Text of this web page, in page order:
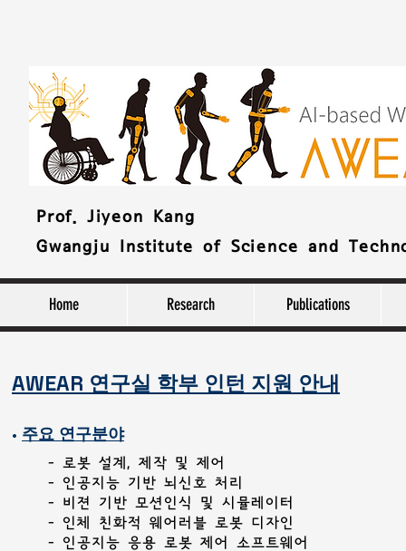
Prof. Jiyeon Kang
Gwangju Institute of Science and
Home Research Publications
AWEAR 연구실 학부 인턴 지원 안내
• 주요 연구분야
- 로봇 설계, 제작 및 제어
- 인공지능 기반 뇌신호 처리
- 비젼 기반 모션인식 및 시뮬레이터
- 인체 친화적 웨어러블 로봇 디자인
-
인공지능 응용 로봇 제어 소프트웨어